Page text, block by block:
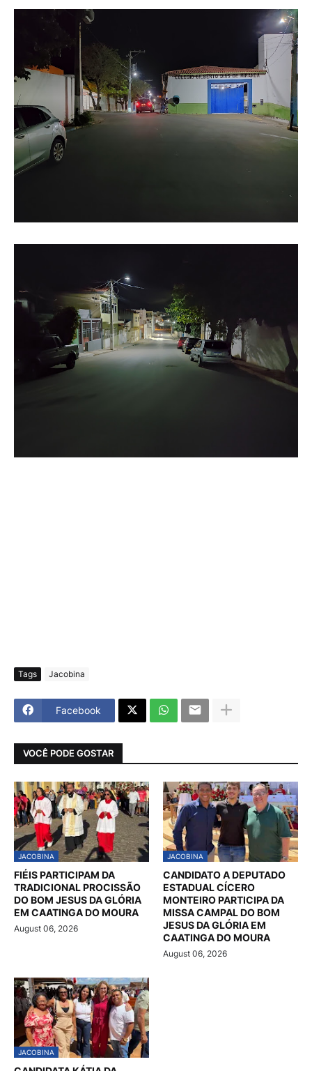
Tags Jacobina
Facebook
VOCÊ PODE GOSTAR
JACOBINA
FIÉIS PARTICIPAM DA
TRADICIONAL PROCISSÃO
DO BOM JESUS DA GLÓRIA
EM CAATINGA DO MOURA
August 06, 2026
JACOBINA
CANDIDATO A DEPUTADO
ESTADUAL CÍCERO
MONTEIRO PARTICIPA DA
MISSA CAMPAL DO BOM
JESUS DA GLÓRIA EM
CAATINGA DO MOURA
August 06, 2026
JACOBINA